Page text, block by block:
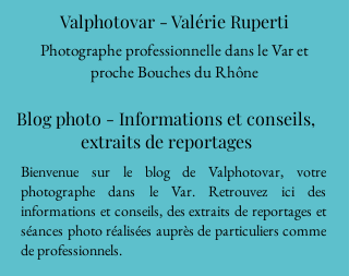
Valphotovar - Valérie Ruperti
Photographe professionnelle dans le Var et
proche Bouches du Rhône
Blog photo - Informations et conseils,
extraits de reportages
Bienvenue sur le blog de Valphotovar, votre
photographe dans le Var. Retrouvez ici des
informations et conseils, des extraits de reportages et
séances photo réalisées auprès de particuliers comme
de professionnels.